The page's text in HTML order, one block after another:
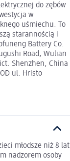
do zębów
w
uśmiechu. To
starannością i
Battery Co.
Road, Wulian
Shenzhen, China
ul. Hristo
młodsze niż 8 lat
nadzorem osoby